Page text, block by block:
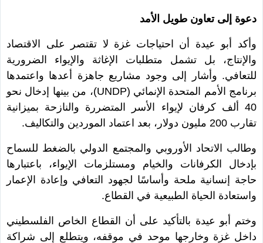
دعوة إلى تعاون طويل الأمد
وأكد أبو عيدة أن احتياجات غزة لا تقتصر على الاقتصاد
والإنتاج، بل تشمل متطلبات الإغاثة والإيواء الضرورية
للتعافي. وأشار إلى وجود مشاريع جاهزة أعدها واعتمدها
برنامج الأمم المتحدة الإنمائي (UNDP)، من بينها إدخال نحو
40 ألف كرفان لإيواء الأسر المتضررة والنازحة بميزانية
تقارب 200 مليون دولار، بعد اعتماد الموردين والتكاليف.
وطالب الاتحاد الأوروبي والمجتمع الدولي بالضغط للسماح
بإدخال الكرفانات والخيام ومستلزمات الإيواء، باعتبارها
حاجة إنسانية ملحة وأساسًا لجهود التعافي وإعادة الإعمار
واستعادة الحياة الطبيعية في القطاع.
وختم أبو عيدة بالتأكيد على أن القطاع الخاص الفلسطيني
داخل غزة وخارجها موحد في موقفه، ويتطلع إلى شراكة